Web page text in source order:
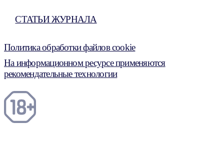
СТАТЬИ ЖУРНАЛА
Политика обработки файлов cookie
На информационном ресурсе применяются
рекомендательные технологии